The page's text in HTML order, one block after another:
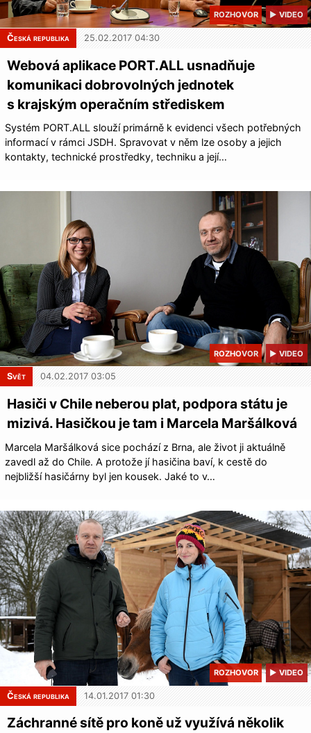
▶ VIDEO
ROZHOVOR
Česká republika 25.02.2017 04:30
Webová aplikace PORT.ALL usnadňuje
komunikaci dobrovolných jednotek
s krajským operačním střediskem
Systém PORT.ALL slouží primárně k evidenci všech potřebných
informací v rámci JSDH. Spravovat v něm lze osoby a jejich
kontakty, technické prostředky, techniku a její…
▶ VIDEO
ROZHOVOR
Svět 04.02.2017 03:05
Hasiči v Chile neberou plat, podpora státu je
mizivá. Hasičkou je tam i Marcela Maršálková
Marcela Maršálková sice pochází z Brna, ale život ji aktuálně
zavedl až do Chile. A protože jí hasičina baví, k cestě do
nejbližší hasičárny byl jen kousek. Jaké to v…
▶ VIDEO
ROZHOVOR
Česká republika 14.01.2017 01:30
Záchranné sítě pro koně už využívá několik